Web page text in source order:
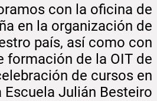
con la oficina de
en la organización de
país, así como con
formación de la OIT de
de cursos en
Escuela Julián Besteiro.